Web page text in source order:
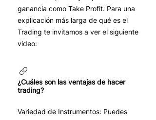
ganancia como Take Profit. Para una
explicación más larga de qué es el
Trading te invitamos a ver el siguiente
video:
¿Cuáles son las ventajas de hacer
trading?
Variedad de Instrumentos: Puedes